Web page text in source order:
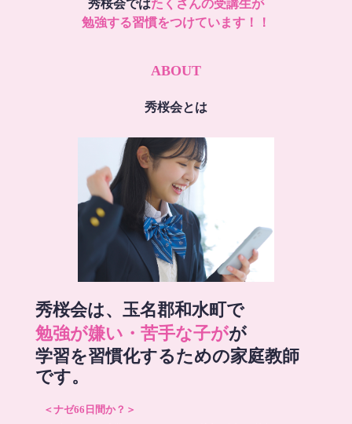
秀桜会ではたくさんの受講生が
勉強する習慣をつけています！！
ABOUT
秀桜会とは
秀桜会は、玉名郡和水町で
勉強が嫌い・苦手な子がが
学習を習慣化するための家庭教師
です。
＜ナゼ66日間か？＞